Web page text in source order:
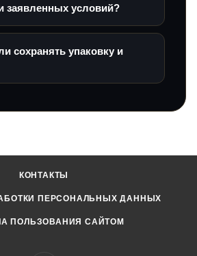
заявленных условий?
сохранять упаковку и
КОНТАКТЫ
ПЕРСОНАЛЬНЫХ ДАННЫХ
ПОЛЬЗОВАНИЯ САЙТОМ